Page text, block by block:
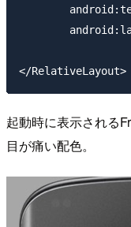
起動時に表示される
目が痛い配色。